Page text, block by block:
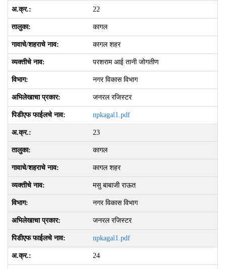
22
कागल
कागल शहर
परशराम आई तानी जोगतीण
नगर विकास विभाग
जनरल रजिस्टर
npkagal1.pdf
23
कागल
कागल शहर
मसु बाबाजी राऊत
नगर विकास विभाग
जनरल रजिस्टर
npkagal1.pdf
24